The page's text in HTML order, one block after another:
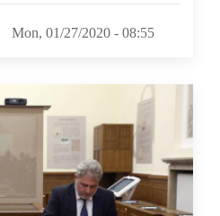
Mon, 01/27/2020 - 08:55